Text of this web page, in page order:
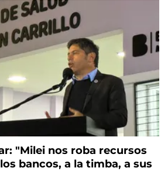
"Milei nos roba recursos
bancos, a la timba, a sus